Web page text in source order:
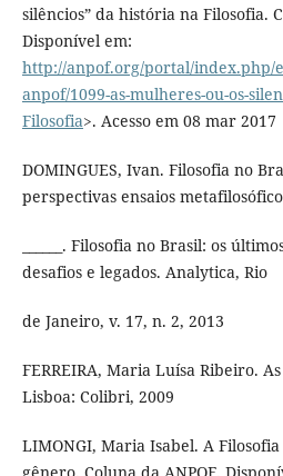
silêncios” da história na Filosofia.
Disponível em:
http://anpof.org/portal/index.php/
anpof/1099-as-mulheres-ou-os-
Filosofia>. Acesso em 08 mar 2017
DOMINGUES, Ivan. Filosofia no
perspectivas ensaios
______. Filosofia no Brasil: os
desafios e legados. Analytica, Rio
de Janeiro, v. 17, n. 2, 2013
FERREIRA, Maria Luísa Ribeiro.
Lisboa: Colibri, 2009
LIMONGI, Maria Isabel. A